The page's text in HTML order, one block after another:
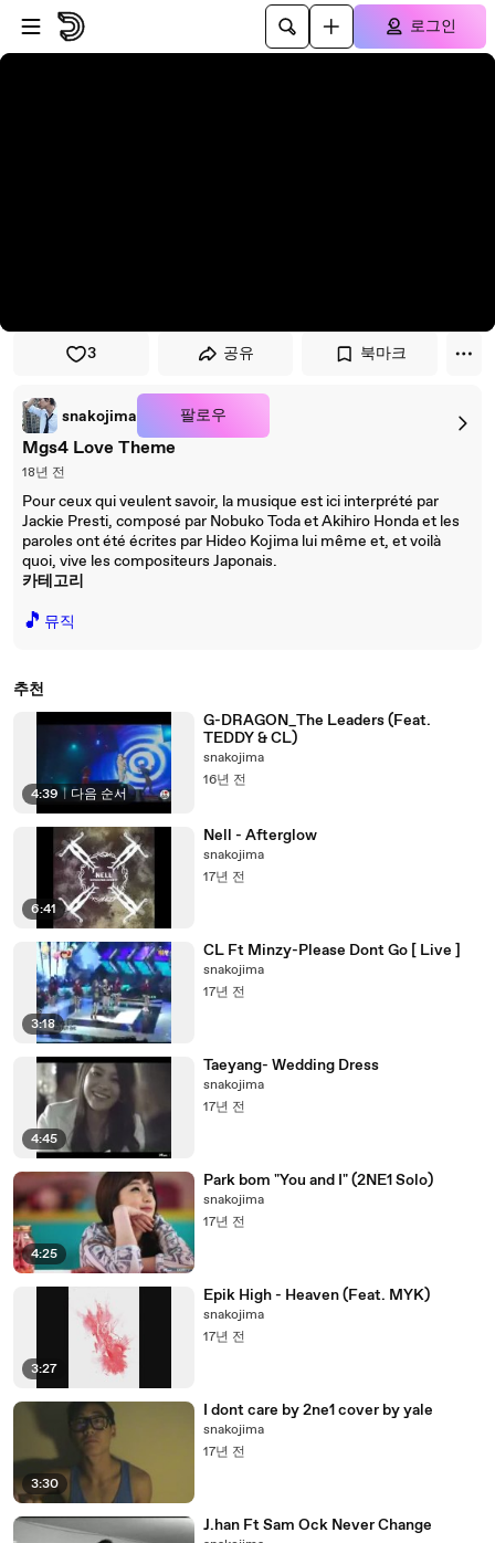
플레이어로 건너뛰기
본문으로 건너뛰기
로그인
3 공유 북마크
snakojima 팔로우
Mgs4 Love Theme
18년 전
Pour ceux qui veulent savoir, la musique est ici interprété par
Jackie Presti, composé par Nobuko Toda et Akihiro Honda et les
paroles ont été écrites par Hideo Kojima lui même et, et voilà
quoi, vive les compositeurs Japonais.
카테고리
🎵 뮤직
추천
4:39 | 다음 순서
G-DRAGON_The Leaders (Feat.
TEDDY & CL)
snakojima
16년 전
6:41
Nell - Afterglow
snakojima
17년 전
3:18
CL Ft Minzy-Please Dont Go [ Live ]
snakojima
17년 전
4:45
Taeyang- Wedding Dress
snakojima
17년 전
4:25
Park bom "You and I" (2NE1 Solo)
snakojima
17년 전
3:27
Epik High - Heaven (Feat. MYK)
snakojima
17년 전
3:30
I dont care by 2ne1 cover by yale
snakojima
17년 전
J.han Ft Sam Ock Never Change